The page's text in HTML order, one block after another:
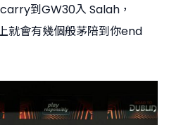
到GW30入 Salah，
就會有幾個般茅陪到你end